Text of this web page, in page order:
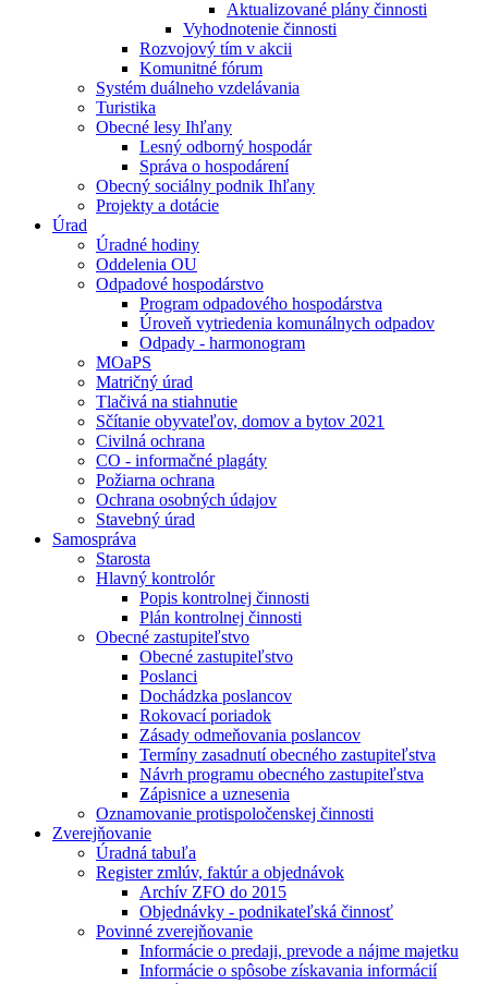
Aktualizované plány činnosti
Vyhodnotenie činnosti
Rozvojový tím v akcii
Komunitné fórum
Systém duálneho vzdelávania
Turistika
Obecné lesy Ihľany
Lesný odborný hospodár
Správa o hospodárení
Obecný sociálny podnik Ihľany
Projekty a dotácie
Úrad
Úradné hodiny
Oddelenia OU
Odpadové hospodárstvo
Program odpadového hospodárstva
Úroveň vytriedenia komunálnych odpadov
Odpady - harmonogram
MOaPS
Matričný úrad
Tlačivá na stiahnutie
Sčítanie obyvateľov, domov a bytov 2021
Civilná ochrana
CO - informačné plagáty
Požiarna ochrana
Ochrana osobných údajov
Stavebný úrad
Samospráva
Starosta
Hlavný kontrolór
Popis kontrolnej činnosti
Plán kontrolnej činnosti
Obecné zastupiteľstvo
Obecné zastupiteľstvo
Poslanci
Dochádzka poslancov
Rokovací poriadok
Zásady odmeňovania poslancov
Termíny zasadnutí obecného zastupiteľstva
Návrh programu obecného zastupiteľstva
Zápisnice a uznesenia
Oznamovanie protispoločenskej činnosti
Zverejňovanie
Úradná tabuľa
Register zmlúv, faktúr a objednávok
Archív ZFO do 2015
Objednávky - podnikateľská činnosť
Povinné zverejňovanie
Informácie o predaji, prevode a nájme majetku
Informácie o spôsobe získavania informácií